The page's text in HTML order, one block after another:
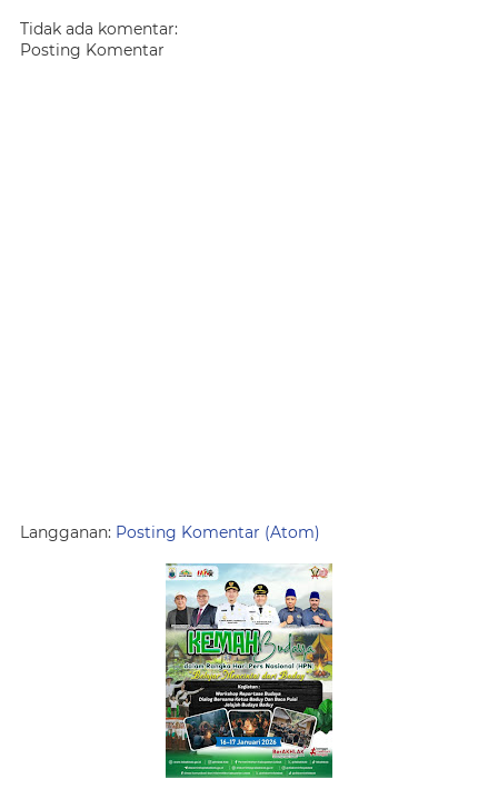
Tidak ada komentar:
Posting Komentar
Langganan: Posting Komentar (Atom)